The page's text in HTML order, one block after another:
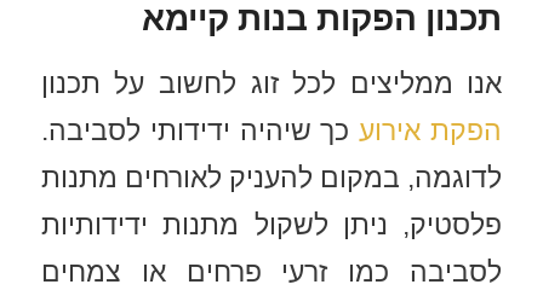
תכנון הפקות בנות קיימא
אנו ממליצים לכל זוג לחשוב על תכנון
הפקת אירועכך שיהיה ידידותי לסביבה.
לדוגמה, במקום להעניק לאורחים מתנות
פלסטיק, ניתן לשקול מתנות ידידותיות
לסביבה כמו זרעי פרחים או צמחים